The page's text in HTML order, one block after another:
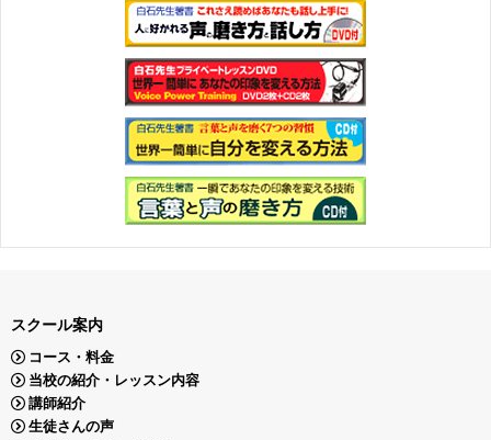
スクール案内
コース・料金
当校の紹介・レッスン内容
講師紹介
生徒さんの声